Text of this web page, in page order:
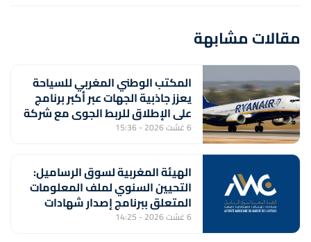
مقالات مشابهة
المكتب الوطني المغربي للسياحة
يعزز جاذبية الجهات عبر أكبر برنامج
على الإطلاق للربط الجوي مع شركة
"رايان إير"
6 غشت 2026 - 15:36
الهيئة المغربية لسوق الرساميل:
التحيين السنوي لملف المعلومات
المتعلق ببرنامج إصدار شهادات
الإيداع من طرف بنك "CFG"
6 غشت 2026 - 14:25